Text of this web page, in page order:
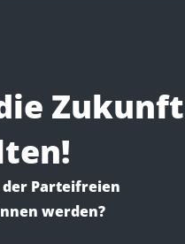
Zukunft
der Parteifreien
werden?